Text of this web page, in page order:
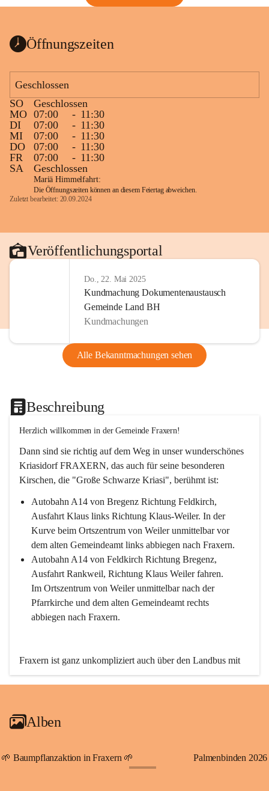
Öffnungszeiten
Geschlossen
SO
Geschlossen
MO 07:00 - 11:30
DI
07:00 - 11:30
MI
07:00 - 11:30
DO
07:00 - 11:30
FR
07:00 - 11:30
SA
Geschlossen
Mariä Himmelfahrt:
Die Öffnungszeiten können an diesem Feiertag abweichen.
Zuletzt bearbeitet: 20.09.2024
Veröffentlichungsportal
Do., 22. Mai 2025
Kundmachung Dokumentenaustausch
Gemeinde Land BH
Kundmachungen
Alle Bekanntmachungen sehen
Beschreibung
Herzlich willkommen in der Gemeinde Fraxern!
Dann sind sie richtig auf dem Weg in unser wunderschönes
Kriasidorf FRAXERN, das auch für seine besonderen
Kirschen, die "Große Schwarze Kriasi", berühmt ist:
Autobahn A14 von Bregenz Richtung Feldkirch,
Ausfahrt Klaus links Richtung Klaus-Weiler. In der
Kurve beim Ortszentrum von Weiler unmittelbar vor
dem alten Gemeindeamt links abbiegen nach Fraxern.
Autobahn A14 von Feldkirch Richtung Bregenz,
Ausfahrt Rankweil, Richtung Klaus Weiler fahren.
Im Ortszentrum von Weiler unmittelbar nach der
Pfarrkirche und dem alten Gemeindeamt rechts
abbiegen nach Fraxern.
Fraxern ist ganz unkompliziert auch über den Landbus mit
den öffentlichen Verkehrsmitteln zu erreichen. Die Linie
An Samstagen, Sonn- und Feiertagen können Sie bequem
persönlichen Linienbus zur gewünschten Zeit zu Ihrer
Haltestelle bestellen. Sowohl von Weiler kommend nach
Alben
🌱 Baumpflanzaktion in Fraxern 🌱 Palmenbinden 2026